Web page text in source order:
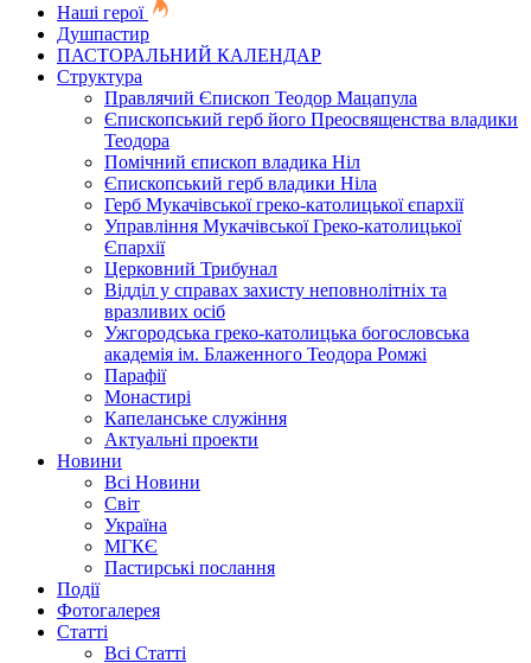
Наші герої
Душпастир
ПАСТОРАЛЬНИЙ КАЛЕНДАР
Структура
Правлячий Єпископ Теодор Мацапула
Єпископський герб його Преосвященства владики
Теодора
Помічний єпископ владика Ніл
Єпископський герб владики Ніла
Герб Мукачівської греко-католицької єпархії
Управління Мукачівської Греко-католицької
Єпархії
Церковний Трибунал
Відділ у справах захисту неповнолітніх та
вразливих осіб
Ужгородська греко-католицька богословська
академія ім. Блаженного Теодора Ромжі
Парафії
Монастирі
Капеланське служіння
Актуальні проекти
Новини
Всі Новини
Світ
Україна
МГКЄ
Пастирські послання
Події
Фотогалерея
Статті
Всі Статті